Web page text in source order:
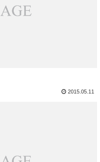
2015.05.11